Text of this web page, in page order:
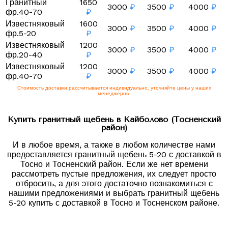
Гранитный
фр.40-70
1650
₽
3000 ₽ 3500 ₽ 4000 ₽
Известняковый
фр.5-20
1600
₽
3000 ₽ 3500 ₽ 4000 ₽
Известняковый
фр.20-40
1200
₽
3000 ₽ 3500 ₽ 4000 ₽
Известняковый
фр.40-70
1200
₽
3000 ₽ 3500 ₽ 4000 ₽
Стоимость доставки рассчитывается индивидуально, уточняйте цены у наших
менеджеров.
Купить гранитный щебень в Кайболово (Тосненский
район)
И в любое время, а также в любом количестве нами
предоставляется гранитный щебень 5-20 с доставкой в
Тосно и Тосненский район. Если же нет времени
рассмотреть пустые предложения, их следует просто
отбросить, а для этого достаточно познакомиться с
нашими предложениями и выбрать гранитный щебень
5-20 купить с доставкой в Тосно и Тосненском районе.